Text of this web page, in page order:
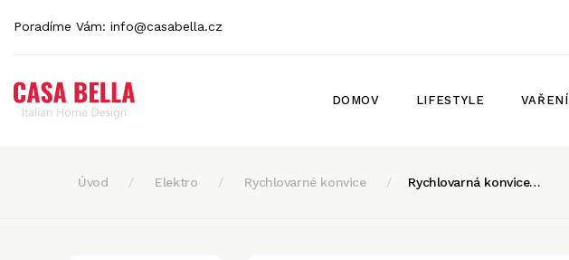
Poradíme Vám: info@casabella.cz
DOMOV LIFESTYLE VAŘENÍ
Úvod Elektro Rychlovarné konvice Rychlovarná konvice…